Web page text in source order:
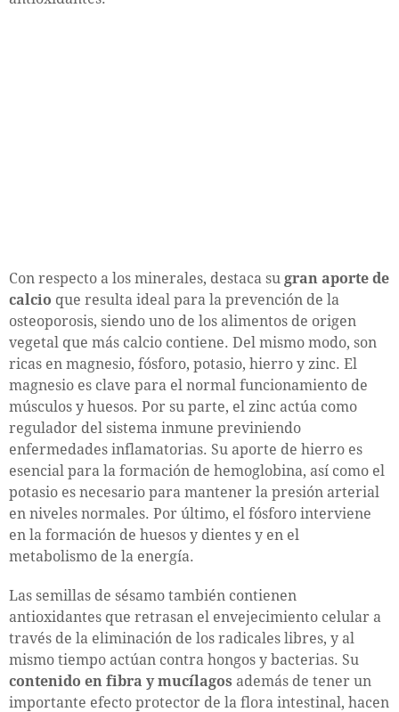
Con respecto a los minerales, destaca su gran aporte de
calcio que resulta ideal para la prevención de la
osteoporosis, siendo uno de los alimentos de origen
vegetal que más calcio contiene. Del mismo modo, son
ricas en magnesio, fósforo, potasio, hierro y zinc. El
magnesio es clave para el normal funcionamiento de
músculos y huesos. Por su parte, el zinc actúa como
regulador del sistema inmune previniendo
enfermedades inflamatorias. Su aporte de hierro es
esencial para la formación de hemoglobina, así como el
potasio es necesario para mantener la presión arterial
en niveles normales. Por último, el fósforo interviene
en la formación de huesos y dientes y en el
metabolismo de la energía.
Las semillas de sésamo también contienen
antioxidantes que retrasan el envejecimiento celular a
través de la eliminación de los radicales libres, y al
mismo tiempo actúan contra hongos y bacterias. Su
contenido en fibra y mucílagos además de tener un
importante efecto protector de la flora intestinal, hacen